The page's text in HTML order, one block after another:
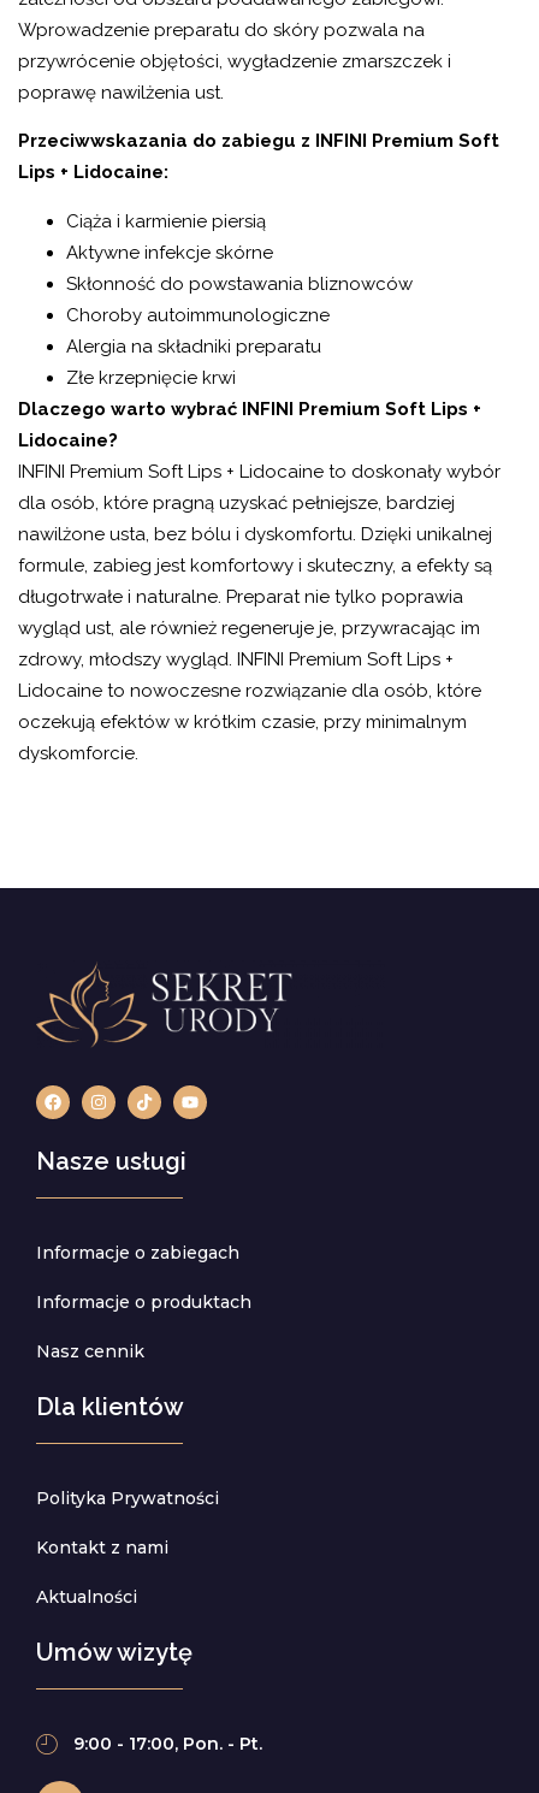
Wprowadzenie preparatu do skóry pozwala na
przywrócenie objętości, wygładzenie zmarszczek i
poprawę nawilżenia ust.
Przeciwwskazania do zabiegu z INFINI Premium Soft
Lips + Lidocaine:
Ciąża i karmienie piersią
Aktywne infekcje skórne
Skłonność do powstawania bliznowców
Choroby autoimmunologiczne
Alergia na składniki preparatu
Złe krzepnięcie krwi
Dlaczego warto wybrać INFINI Premium Soft Lips +
Lidocaine?
INFINI Premium Soft Lips + Lidocaine to doskonały wybór
dla osób, które pragną uzyskać pełniejsze, bardziej
nawilżone usta, bez bólu i dyskomfortu. Dzięki unikalnej
formule, zabieg jest komfortowy i skuteczny, a efekty są
długotrwałe i naturalne. Preparat nie tylko poprawia
wygląd ust, ale również regeneruje je, przywracając im
zdrowy, młodszy wygląd. INFINI Premium Soft Lips +
Lidocaine to nowoczesne rozwiązanie dla osób, które
oczekują efektów w krótkim czasie, przy minimalnym
dyskomforcie.
Nasze usługi
Informacje o zabiegach
Informacje o produktach
Nasz cennik
Dla klientów
Polityka Prywatności
Kontakt z nami
Aktualności
Umów wizytę
9:00 - 17:00, Pon. - Pt.